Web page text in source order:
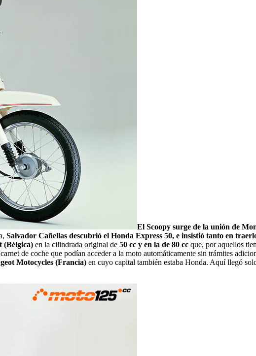
El Scoopy surge de la unión de
Salvador Cañellas descubrió el Honda Express 50, e insistió tanto en
(Bélgica) en la cilindrada original de 50 cc y en la de 80 cc que, por aquellos
de coche que podían acceder a la moto automáticamente sin trámites
Motocycles (Francia) en cuyo capital también estaba Honda. Aquí llegó